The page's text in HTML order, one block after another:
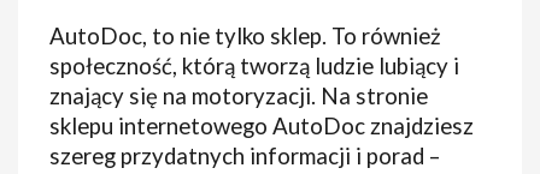
AutoDoc, to nie tylko sklep. To również
społeczność, którą tworzą ludzie lubiący i
znający się na motoryzacji. Na stronie
sklepu internetowego AutoDoc znajdziesz
szereg przydatnych informacji i porad –